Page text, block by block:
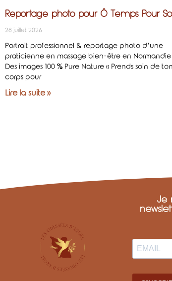
Reportage photo pour Ô Temps Pour
28 juillet 2026
Portrait professionnel & reportage photo d’une
praticienne en massage bien-être en Normandie |
Des images 100 % Pure Nature « Prends soin de ton
corps pour
Lire la suite »
Je